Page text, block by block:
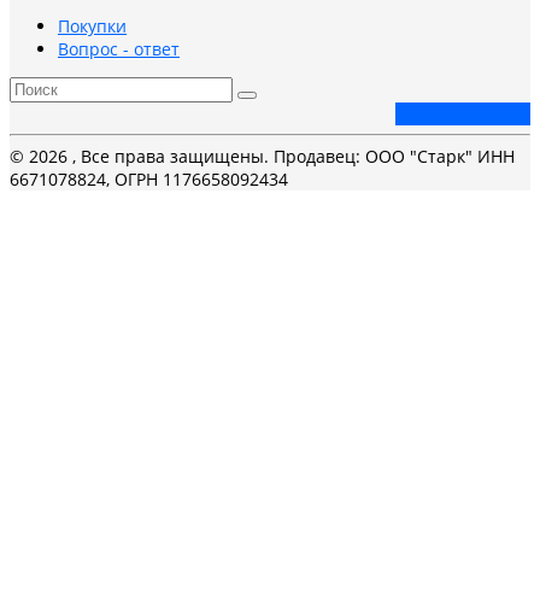
Покупки
Вопрос - ответ
© 2026 , Все права защищены. Продавец: ООО "Старк" ИНН
6671078824, ОГРН 1176658092434